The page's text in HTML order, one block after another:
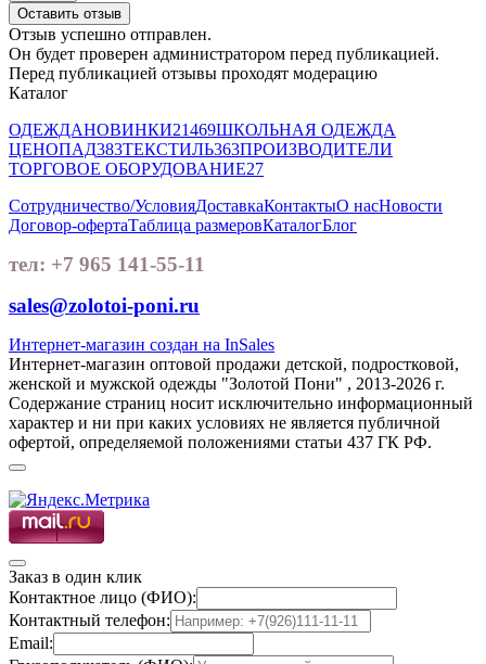
Оставить отзыв
Отзыв успешно отправлен.
Он будет проверен администратором перед публикацией.
Перед публикацией отзывы проходят модерацию
Каталог
ОДЕЖДАНОВИНКИ21469ШКОЛЬНАЯ ОДЕЖДА
ЦЕНОПАД383ТЕКСТИЛЬ363ПРОИЗВОДИТЕЛИ
ТОРГОВОЕ ОБОРУДОВАНИЕ27
Сотрудничество/УсловияДоставкаКонтактыО насНовости
Договор-офертаТаблица размеровКаталогБлог
тел: +7 965 141-55-11
sales@zolotoi-poni.ru
Интернет-магазин создан на InSales
Интернет-магазин оптовой продажи детской, подростковой,
женской и мужской одежды "Золотой Пони" , 2013-2026 г.
Содержание страниц носит исключительно информационный
характер и ни при каких условиях не является публичной
офертой, определяемой положениями статьи 437 ГК РФ.
Заказ в один клик
Контактное лицо (ФИО):
Контактный телефон:
Email: